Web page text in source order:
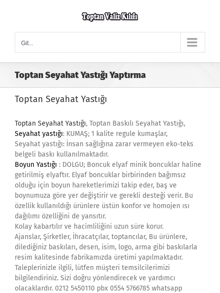
Git...
Toptan Seyahat Yastığı Yaptırma
Toptan Seyahat Yastığı
Toptan Seyahat Yastığı, Toptan Baskılı Seyahat Yastığı,
Seyahat yastığı: KUMAŞ; 1 kalite regule kumaşlar,
Seyahat yastığı: İnsan sağlığına zarar vermeyen eko-teks
belgeli baskı kullanılmaktadır.
Boyun Yastığı : DOLGU; Boncuk elyaf minik boncuklar haline
getirilmiş elyaftır. Elyaf boncuklar birbirinden bağımsız
olduğu için boyun hareketlerimizi takip eder, baş ve
boynumuza göre yer değiştirir ve gerekli desteği verir. Bu
özellik kullanıldığı ürünlere üstün konfor ve homojen ısı
dağılımı özelliğini de yansıtır.
Kolay kabartılır ve hacimliliğini uzun süre korur.
Ajanslar, Şirketler, İhracatçılar, toptancılar, Bu ürünlere,
dilediğiniz baskıları, desen, isim, logo, arma gibi baskılarla
resim kalitesinde fabrikamızda üretimi yapılmaktadır.
Taleplerinizle ilgili, lütfen müşteri temsilcilerimizi
bilgilendiriniz. Sizi doğru yönlendirecek ve yardımcı
olacaklardır. 0212 5450110 pbx 0554 5766785 whatsapp